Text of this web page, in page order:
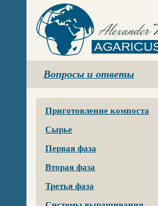
Agaricus.ru
Вопросы и ответы
Приготовление компоста
Сырье
Первая фаза
Вторая фаза
Третья фаза